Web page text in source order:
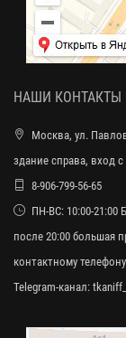
НАШИ КОНТАКТЫ
Москва, ул.
здание справа, вход
8-906-799-56-65
ПН-ВС: 10:00-
после 20:00 большая
контактному
Telegram-канал: